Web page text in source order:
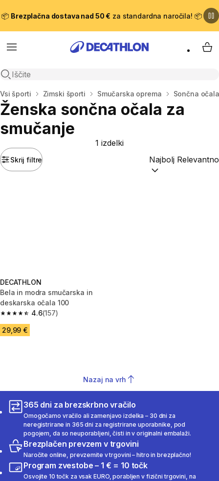
📦 Brezplačna dostava nad 50 € za standardna naročila! 📦
Meni
Odpri iskanje
Domov
Vsi športi Zimski športi Smučarska oprema Sončna
Ženska sončna očala za
smučanje
Skrij filtre
1 izdelki
Razvrsti po:
DECATHLON
Bela in modra smučarska in
deskarska očala 100
4.6
4.6 od 5 zvezdic from 157 ocene
(157)
29,99 €
Nazaj na vrh
365 dni za brezskrbno vračilo
Omogočamo vračilo ali zamenjavo izdelka – 30 dni za
neregistrirane in 365 dni za registrirane uporabnike, pod
pogojem, da so neuporabljeni, čisti in v originalni embalaži.
Brezplačen prevzem v trgovini
Naročite online, prevzemite v trgovini – hitro in brezplačno!
Program zvestobe – 1 € = 10 točk
Osvojite 10 točk za vsak EURO, porabljen v fizični trgovini, na